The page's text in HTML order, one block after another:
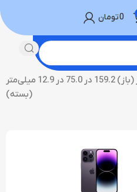
0تومان
159.2 در 214.1 در 3.9 میلی‌متر (باز) 159.2 در 75.0 در 12.9 میلی‌متر
(بسته)